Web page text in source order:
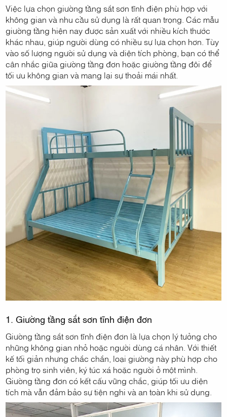
Việc lựa chọn giường tầng sắt sơn tĩnh điện phù hợp với
không gian và nhu cầu sử dụng là rất quan trọng. Các mẫu
giường tầng hiện nay được sản xuất với nhiều kích thước
khác nhau, giúp người dùng có nhiều sự lựa chọn hơn. Tùy
vào số lượng người sử dụng và diện tích phòng, bạn có thể
cân nhắc giữa giường tầng đơn hoặc giường tầng đôi để
tối ưu không gian và mang lại sự thoải mái nhất.
1. Giường tầng sắt sơn tĩnh điện đơn
Giường tầng sắt sơn tĩnh điện đơn là lựa chọn lý tưởng cho
những không gian nhỏ hoặc người dùng cá nhân. Với thiết
kế tối giản nhưng chắc chắn, loại giường này phù hợp cho
phòng trọ sinh viên, ký túc xá hoặc người ở một mình.
Giường tầng đơn có kết cấu vững chắc, giúp tối ưu diện
tích mà vẫn đảm bảo sự tiện nghi và an toàn khi sử dụng.